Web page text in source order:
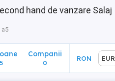
hand de vanzare Salaj
a5
5
Companii
0
RON EUR